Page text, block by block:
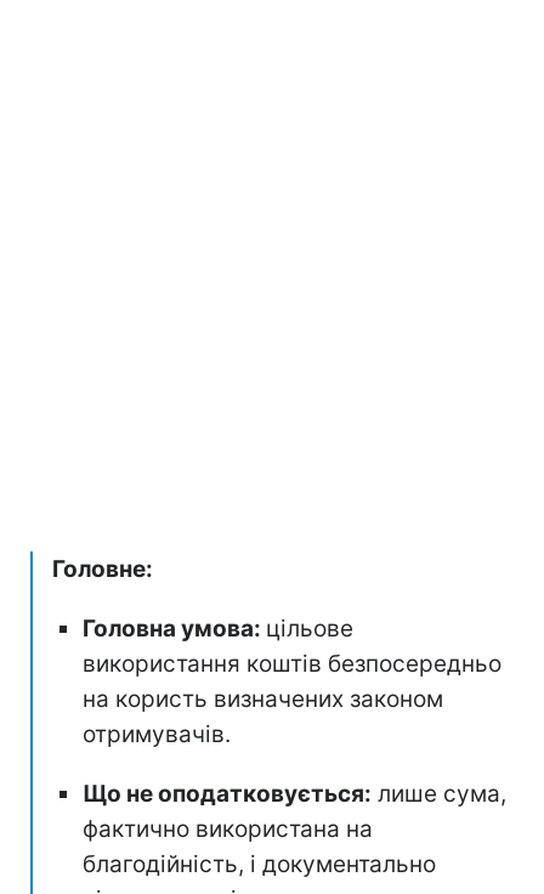
Головне:
Головна умова: цільове
використання коштів безпосередньо
на користь визначених законом
отримувачів.
Що не оподатковується: лише сума,
фактично використана на
благодійність, і документально